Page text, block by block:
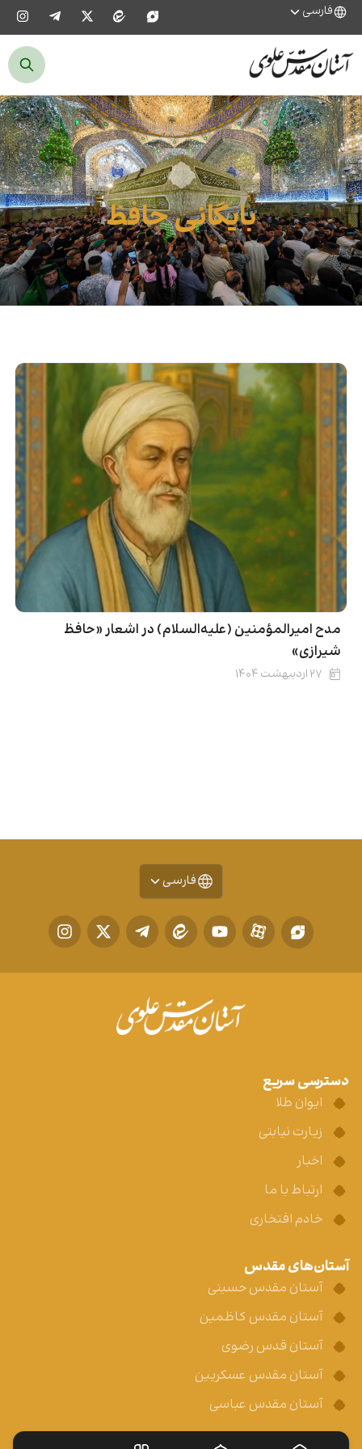
فارسی
بایگانی حافظ
مدح امیرالمؤمنین (علیه‌السلام) در اشعار «حافظ
شیرازی»
۲۷ اردیبهشت ۱۴۰۴
فارسی
دسترسی سریع
ایوان طلا
زیارت نیابتی
اخبار
ارتباط با ما
خادم افتخاری
آستان‌های مقدس
آستان مقدس حسینی
آستان مقدس کاظمین
آستان قدس رضوی
آستان مقدس عسکریین
آستان مقدس عباسی